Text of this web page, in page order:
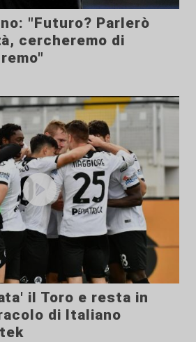
"Futuro? Parlerò
cercheremo di
il Toro e resta in
di Italiano